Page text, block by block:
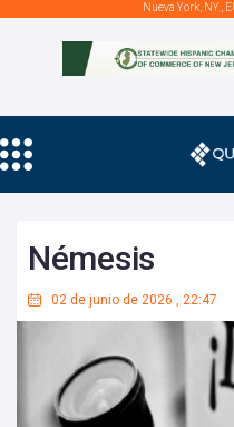
Nueva York, NY.,
Némesis
02 de junio de 2026 , 22:47